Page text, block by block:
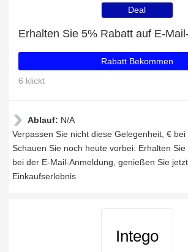
Deal
Rabatt Bekommen
6 klickt
Ablauf: N/A
Verpassen Sie nicht diese Gelegenheit, € bei
Schauen Sie noch heute vorbei: Erhalten
bei der E-Mail-Anmeldung, genießen Sie
Einkaufserlebnis
Intego